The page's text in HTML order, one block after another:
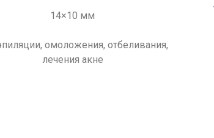
14×10 мм
омоложения, отбеливания,
лечения акне